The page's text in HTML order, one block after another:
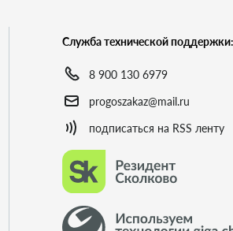
Служба технической поддержки:
8 900 130 6979
progoszakaz@mail.ru
подписаться на RSS ленту